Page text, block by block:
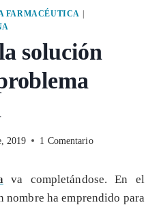
FARMACÉUTICA
solución
2019 1 Comentario
va completándose. En el
nombre ha emprendido para